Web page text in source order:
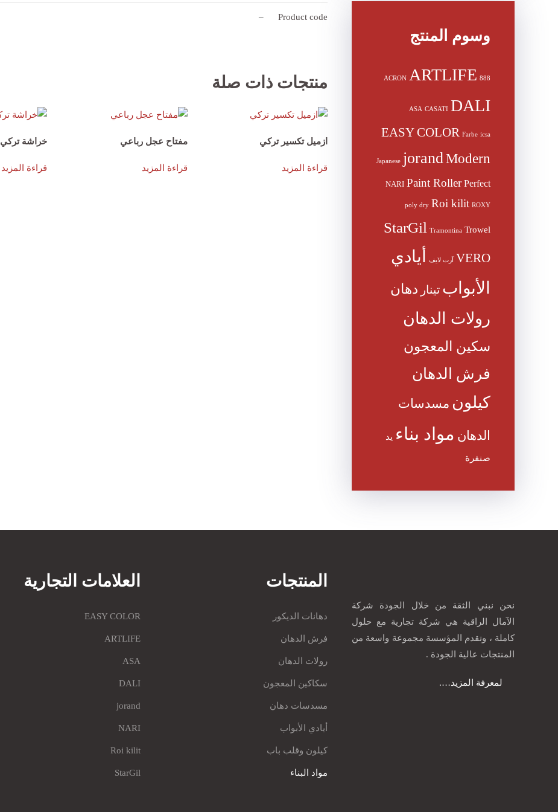
Product code
–
منتجات ذات صلة
ازميل تكسير تركي
قراءة المزيد
مفتاح عجل رباعي
قراءة المزيد
خراشة تركي
قراءة المزيد
وسوم المنتج
888
ACRON ARTLIFE
ASA CASATI DALI
EASY COLOR Farbe icsa
Japanese jorandModern
NARI Paint Roller Perfect
poly dry Roi kilit ROXY
StarGil Tramontina Trowel
VERO آرت لايف
أيادي
الأبواب تينار دهان
رولات الدهان
سكين المعجون
فرش الدهان
كيلون مسدسات
الدهان مواد بناء يد
صنفرة
نحن نبني الثقة من خلال الجودة شركة
الآمال الراقية هي شركة تجارية مع حلول
كاملة ، وتقدم المؤسسة مجموعة واسعة من
المنتجات عالية الجودة .
لمعرفة المزيد….
المنتجات
دهانات الديكور
فرش الدهان
رولات الدهان
سكاكين المعجون
مسدسات دهان
أيادي الأبواب
كيلون وقلب باب
مواد البناء
العلامات التجارية
EASY COLOR
ARTLIFE
ASA
DALI
jorand
NARI
Roi kilit
StarGil